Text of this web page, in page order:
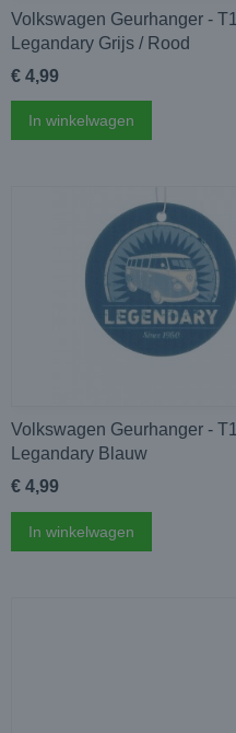
Volkswagen Geurhanger - T1
Legandary Grijs / Rood
€ 4,99
In winkelwagen
Volkswagen Geurhanger - T1
Legandary Blauw
€ 4,99
In winkelwagen